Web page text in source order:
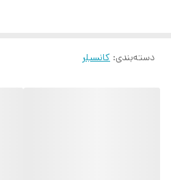
دسته‌بندی: کانسیلر